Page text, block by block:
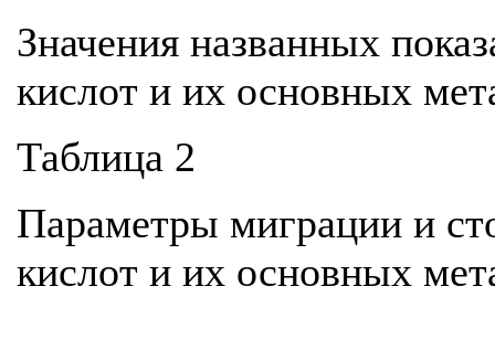
Значения названных
кислот и их основных
Таблица 2
Параметры миграции и
кислот и их основных